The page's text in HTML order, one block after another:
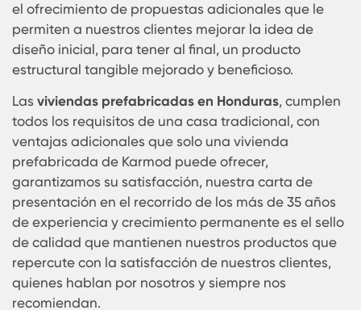
arduamente para ofrecer lo mejor de lo mejor,
somos fabricantes de estructuras de acero
paracasas modulares prefabricadas, con
Steel frame, nos encargamos de todo el proceso
constructivo, desde el proyecto de arquitectura
hasta la entrega de llaves.
En Karmod nuestra experiencia nos hace evitar
errores y tener diferentesestructuras
prefabricadas cada día, generamos valores
agregados desde la atención personalizada
el ofrecimiento de propuestas adicionales que le
permiten a nuestros clientes mejorar la idea de
diseño inicial, para tener al final, un producto